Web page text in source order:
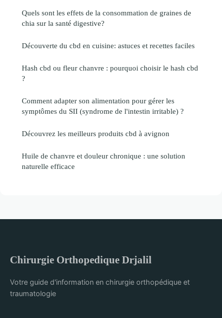
Quels sont les effets de la consommation de graines de
chia sur la santé digestive?
Découverte du cbd en cuisine: astuces et recettes faciles
Hash cbd ou fleur chanvre : pourquoi choisir le hash cbd
?
Comment adapter son alimentation pour gérer les
symptômes du SII (syndrome de l'intestin irritable) ?
Découvrez les meilleurs produits cbd à avignon
Huile de chanvre et douleur chronique : une solution
naturelle efficace
Chirurgie Orthopedique Drjalil
Votre guide d'information en chirurgie orthopédique et
traumatologie